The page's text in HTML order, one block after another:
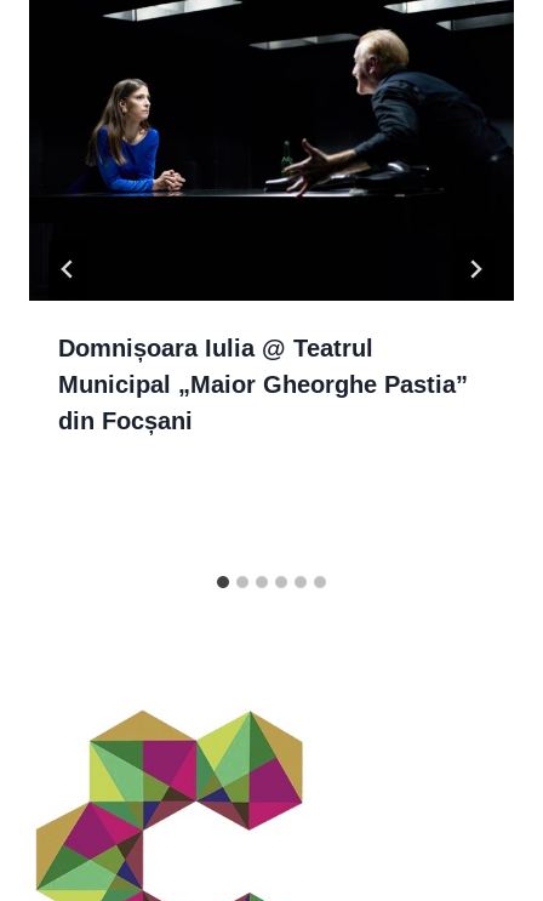
Domnișoara Iulia @ Teatrul
Municipal „Maior Gheorghe Pastia”
din Focșani